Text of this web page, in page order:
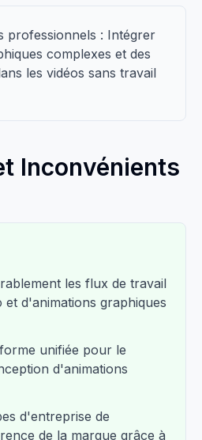
professionnels : Intégrer
complexes et des
les vidéos sans travail
Inconvénients
les flux de travail
et d'animations graphiques
unifiée pour le
d'animations
d'entreprise de
de la marque grâce à